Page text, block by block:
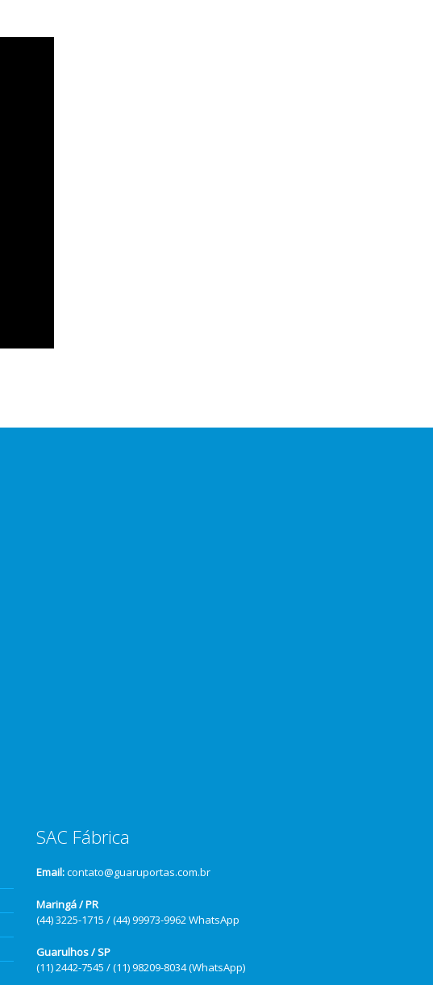
SAC Fábrica
Email:contato@guaruportas.com.br
Maringá / PR
(44) 3225-1715 / (44) 99973-9962 WhatsApp
Guarulhos / SP
(11) 2442-7545 / (11) 98209-8034 (WhatsApp)